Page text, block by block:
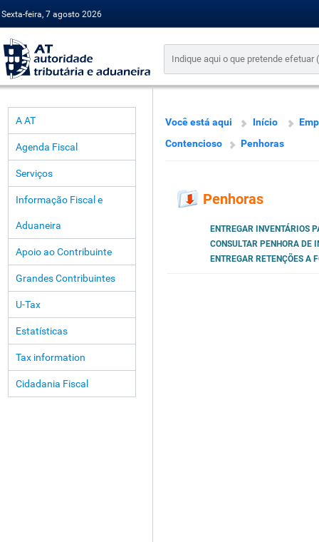
Sexta-feira, 7 agosto 2026
A AT
Agenda Fiscal
Serviços
Informação Fiscal e
Aduaneira
Apoio ao Contribuinte
Grandes Contribuintes
U-Tax
Estatísticas
Tax information
Cidadania Fiscal
Você está aqui Início
Contencioso
Penhoras
Penhoras
ENTREGAR INVENTÁRIOS
CONSULTAR PENHORA DE
ENTREGAR RETENÇÕES A